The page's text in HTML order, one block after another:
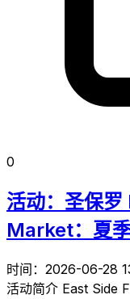
0
活动：圣保
Market：夏
时间：2026-06-28
活动简介 East Side